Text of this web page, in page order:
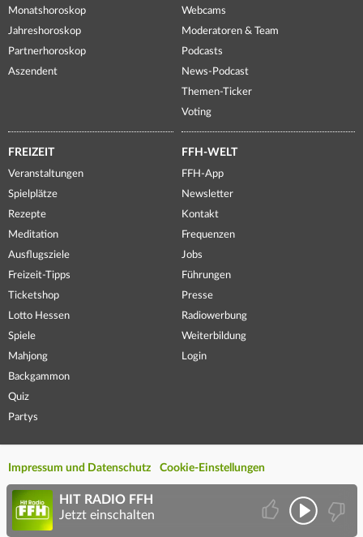
Monatshoroskop
Jahreshoroskop
Partnerhoroskop
Aszendent
Webcams
Moderatoren & Team
Podcasts
News-Podcast
Themen-Ticker
Voting
FREIZEIT
Veranstaltungen
Spielplätze
Rezepte
Meditation
Ausflugsziele
Freizeit-Tipps
Ticketshop
Lotto Hessen
Spiele
Mahjong
Backgammon
Quiz
Partys
FFH-WELT
FFH-App
Newsletter
Kontakt
Frequenzen
Jobs
Führungen
Presse
Radiowerbung
Weiterbildung
Login
Impressum und Datenschutz Cookie-Einstellungen
HIT RADIO FFH
Jetzt einschalten